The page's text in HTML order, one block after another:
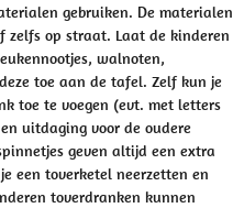
gebruiken. De materialen
zelfs op straat. Laat de kinderen
walnoten,
toe aan de tafel. Zelf kun je
toe te voegen (evt. met letters
uitdaging voor de oudere
geven altijd een extra
een toverketel neerzetten en
toverdranken kunnen